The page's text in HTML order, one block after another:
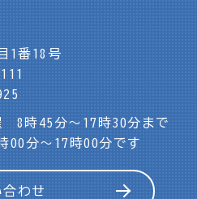
1番18号
時45分～17時30分まで
00分～17時00分です
合わせ